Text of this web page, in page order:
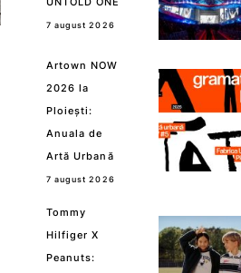
7 august 2026
Artown NOW
2026 la
Ploiești:
Anuala de
Artă Urbană
7 august 2026
Tommy
Hilfiger X
Peanuts: